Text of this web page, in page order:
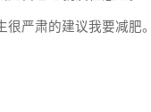
严肃的建议我要减肥。